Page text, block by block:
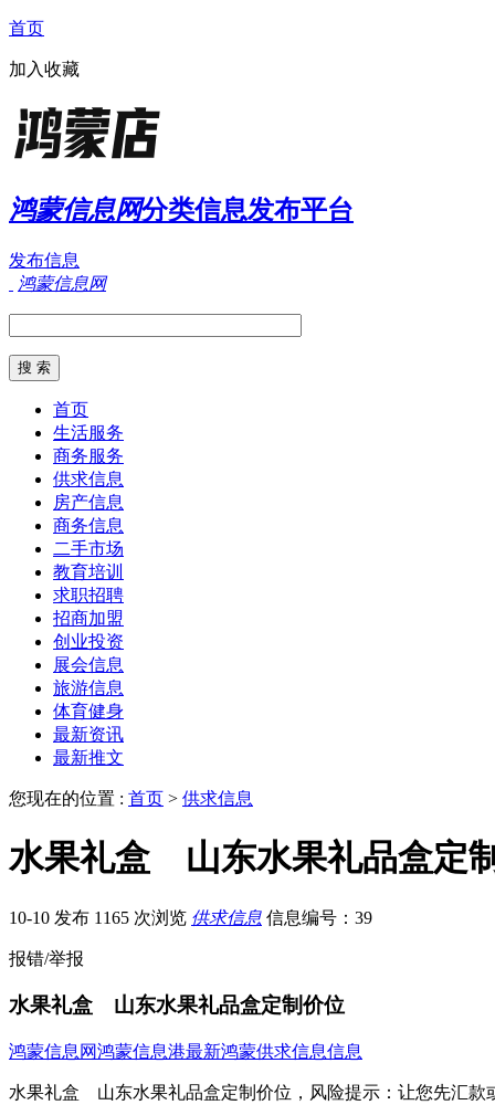
首页
加入收藏
鸿蒙信息网分类信息发布平台
发布信息
鸿蒙信息网
首页
生活服务
商务服务
供求信息
房产信息
商务信息
二手市场
教育培训
求职招聘
招商加盟
创业投资
展会信息
旅游信息
体育健身
最新资讯
最新推文
您现在的位置 : 首页 > 供求信息
水果礼盒 山东水果礼品盒定
10-10 发布 1165 次浏览 供求信息 信息编号：39
报错/举报
水果礼盒 山东水果礼品盒定制价位
鸿蒙信息网鸿蒙信息港最新鸿蒙供求信息信息
水果礼盒 山东水果礼品盒定制价位，风险提示：让您先汇